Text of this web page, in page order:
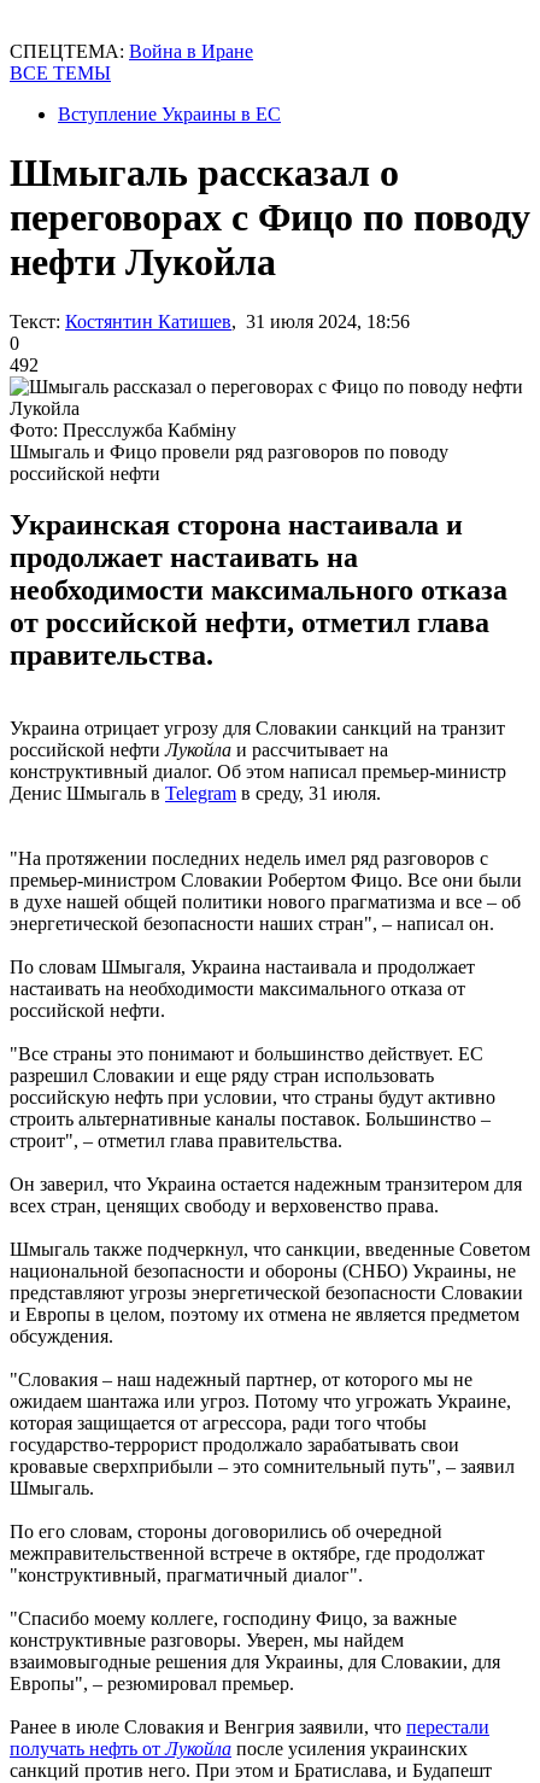
СПЕЦТЕМА: Война в Иране
ВСЕ ТЕМЫ
Вступление Украины в ЕС
Шмыгаль рассказал о
переговорах с Фицо по поводу
нефти Лукойла
Текст: Костянтин Катишев, 31 июля 2024, 18:56
0
492
Фото: Пресслужба Кабміну
Шмыгаль и Фицо провели ряд разговоров по поводу
российской нефти
Украинская сторона настаивала и
продолжает настаивать на
необходимости максимального отказа
от российской нефти, отметил глава
правительства.
Украина отрицает угрозу для Словакии санкций на транзит
российской нефтиЛукойла и рассчитывает на
конструктивный диалог. Об этом написал премьер-министр
Денис Шмыгаль в Telegram в среду, 31 июля.
"На протяжении последних недель имел ряд разговоров с
премьер-министром Словакии Робертом Фицо. Все они были
в духе нашей общей политики нового прагматизма и все – об
энергетической безопасности наших стран", – написал он.
По словам Шмыгаля, Украина настаивала и продолжает
настаивать на необходимости максимального отказа от
российской нефти.
"Все страны это понимают и большинство действует. ЕС
разрешил Словакии и еще ряду стран использовать
российскую нефть при условии, что страны будут активно
строить альтернативные каналы поставок. Большинство –
строит", – отметил глава правительства.
Он заверил, что Украина остается надежным транзитером для
всех стран, ценящих свободу и верховенство права.
Шмыгаль также подчеркнул, что санкции, введенные Советом
национальной безопасности и обороны (СНБО) Украины, не
представляют угрозы энергетической безопасности Словакии
и Европы в целом, поэтому их отмена не является предметом
обсуждения.
"Словакия – наш надежный партнер, от которого мы не
ожидаем шантажа или угроз. Потому что угрожать Украине,
которая защищается от агрессора, ради того чтобы
государство-террорист продолжало зарабатывать свои
кровавые сверхприбыли – это сомнительный путь", – заявил
Шмыгаль.
По его словам, стороны договорились об очередной
межправительственной встрече в октябре, где продолжат
"конструктивный, прагматичный диалог".
"Спасибо моему коллеге, господину Фицо, за важные
конструктивные разговоры. Уверен, мы найдем
взаимовыгодные решения для Украины, для Словакии, для
Европы", – резюмировал премьер.
Ранее в июле Словакия и Венгрия заявили, что перестали
получать нефть отЛукойла после усиления украинских
санкций против него. При этом и Братислава, и Будапешт